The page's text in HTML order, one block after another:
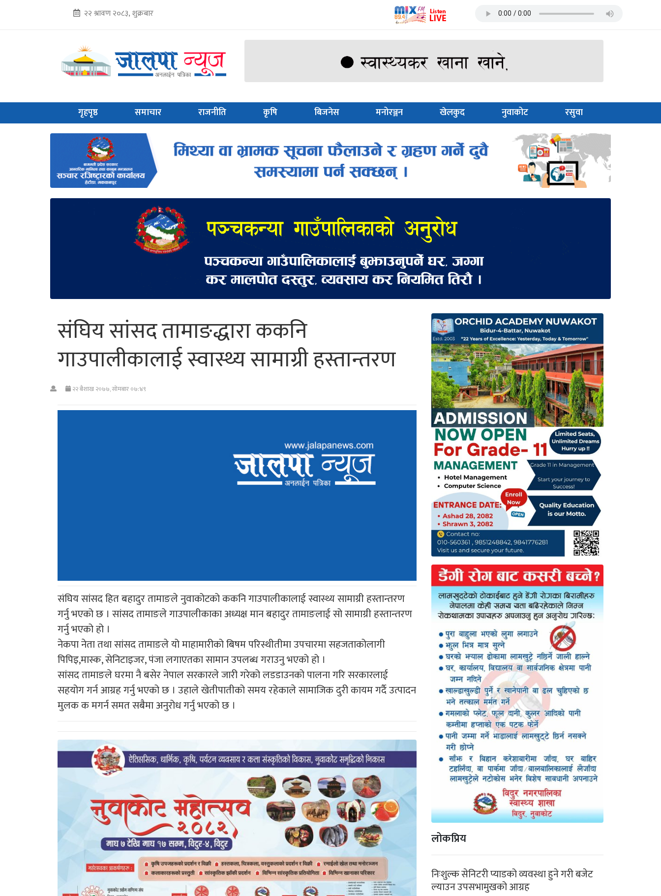
२२ श्रावण २०८३, शुक्रबार
गृहपृष्ठ समाचार राजनीति कृषि बिजनेस मनोरञ्जन खेलकुद नुवाकोट रसुवा
संघिय सांसद तामाङद्धारा ककनि
गाउपालीकालाई स्वास्थ्य सामाग्री हस्तान्तरण
२२ बैशाख २०७७, सोमबार ०७:४९
संघिय सांसद हित बहादुर तामाङले नुवाकोटको ककनि गाउपालीकालाई स्वास्थ्य सामाग्री हस्तान्तरण
गर्नु भएको छ । सांसद तामाङले गाउपालीकाका अध्यक्ष मान बहादुर तामाङलाई सो सामाग्री हस्तान्तरण
गर्नु भएको हो ।
नेकपा नेता तथा सांसद तामाङले यो माहामारीको बिषम परिस्थीतीमा उपचारमा सहजताकोलागी
पिपिइ,मास्क, सेनिटाइजर, पंजा लगाएतका सामान उपलब्ध गराउनु भएको हो ।
सांसद तामाङले घरमा नै बसेर नेपाल सरकारले जारी गरेको लडडाउनको पालना गरि सरकारलाई
सहयोग गर्न आग्रह गर्नु भएको छ । उहाले खेतीपातीको समय रहेकाले सामाजिक दुरी कायम गर्दै उत्पादन
मुलक क मगर्न समत सबैमा अनुरोध गर्नु भएको छ ।
लोकप्रिय
निःशुल्क सेनिटरी प्याडको व्यवस्था हुने गरी बजेट
ल्याउन उपसभामुखको आग्रह